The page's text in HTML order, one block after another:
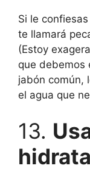
Si le
te llamará
(Estoy
que debemos
jabón común,
el agua que
13.